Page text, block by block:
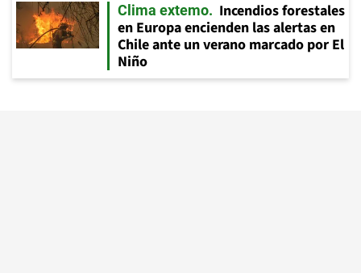
Clima extemo
Incendios forestales
en Europa encienden las alertas en
Chile ante un verano marcado por El
Niño